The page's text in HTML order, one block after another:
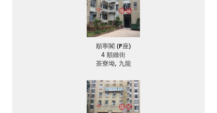
順寧閣 (F座)
4 順緻街
茶寮坳, 九龍